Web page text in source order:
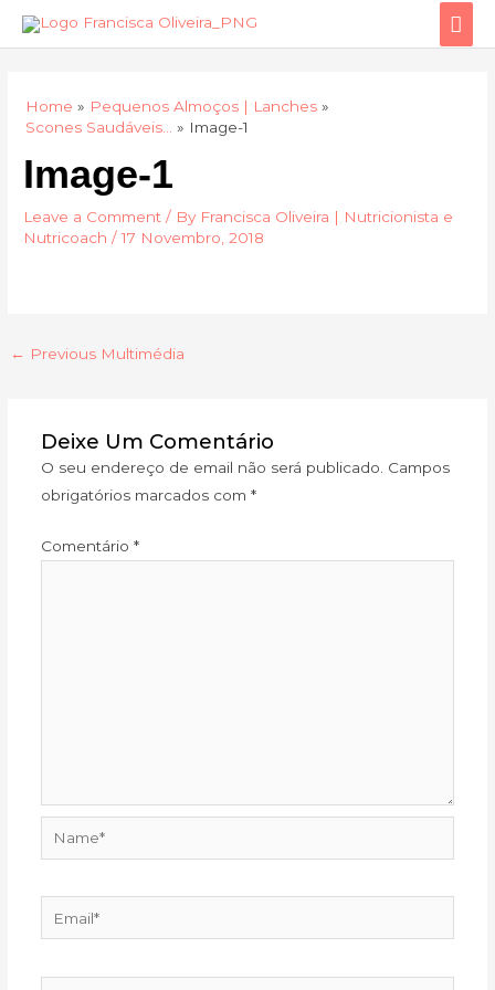
Skip
Home
Pequenos Almoços | Lanches
Scones Saudáveis…
Image-1
Image-1
Leave a Comment / By Francisca Oliveira | Nutricionista e
Nutricoach/17 Novembro, 2018
← Previous Multimédia
Deixe Um Comentário
O seu endereço de email não será publicado. Campos
obrigatórios marcados com *
Comentário *